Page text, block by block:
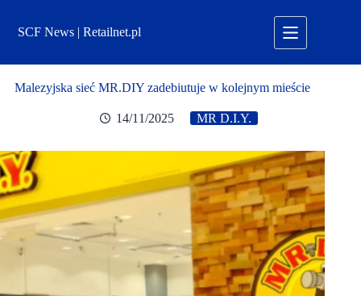
treściSCF News | Retailnet.pl
Malezyjska sieć MR.DIY zadebiutuje w kolejnym mieście
14/11/2025 MR D.I.Y.